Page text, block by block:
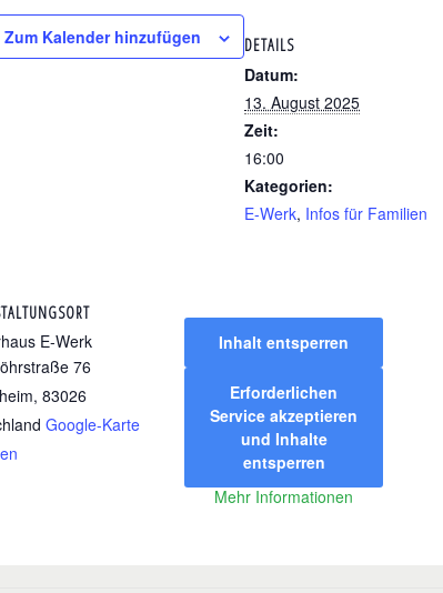
Zum Kalender hinzufügen DETAILS
Datum:
13. August 2025
Zeit:
16:00
Kategorien:
E-Werk, Infos für Familien
E-Werk
76
, 83026
Google-Karte
Inhalt entsperren
Erforderlichen
Service akzeptieren
und Inhalte
entsperren
Mehr Informationen